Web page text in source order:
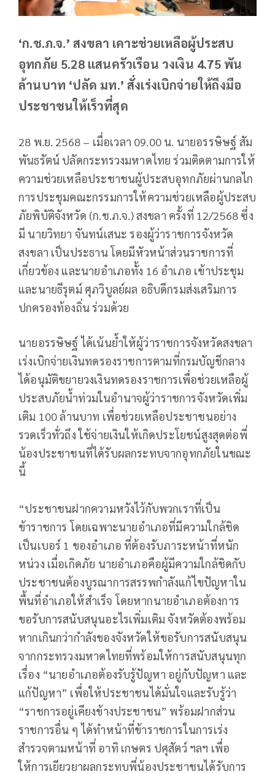
‘ก.ช.ภ.จ.’ สงขลา เคาะช่วยเหลือผู้ประสบ
อุทกภัย 5.28 แสนครัวเรือน วงเงิน 4.75 พัน
ล้านบาท ‘ปลัด มท.’ สั่งเร่งเบิกจ่ายให้ถึงมือ
ประชาชนให้เร็วที่สุด
28 พ.ย. 2568 – เมื่อเวลา 09.00 น. นายอรรษิษฐ์ สัม
พันธรัตน์ ปลัดกระทรวงมหาดไทย ร่วมติดตามการให้
ความช่วยเหลือประชาชนผู้ประสบอุทกภัยผ่านกลไก
การประชุมคณะกรรมการให้ความช่วยเหลือผู้ประสบ
ภัยพิบัติจังหวัด (ก.ช.ภ.จ.) สงขลา ครั้งที่ 12/2568 ซึ่ง
มี นายวิทยา จันทน์เสนะ รองผู้ว่าราชการจังหวัด
สงขลา เป็นประธาน โดยมีหัวหน้าส่วนราชการที่
เกี่ยวข้อง และนายอำเภอทั้ง 16 อำเภอ เข้าประชุม
และนายธีรุตม์ ศุภวิบูลย์ผล อธิบดีกรมส่งเสริมการ
ปกครองท้องถิ่น ร่วมด้วย
นายอรรษิษฐ์ ได้เน้นย้ำให้ผู้ว่าราชการจังหวัดสงขลา
เร่งเบิกจ่ายเงินทดรองราชการตามที่กรมบัญชีกลาง
ได้อนุมัติขยายวงเงินทดรองราชการเพื่อช่วยเหลือผู้
ประสบภัยน้ำท่วมในอำนาจผู้ว่าราชการจังหวัดเพิ่ม
เติม 100 ล้านบาท เพื่อช่วยเหลือประชาชนอย่าง
รวดเร็วทั่วถึง ใช้จ่ายเงินให้เกิดประโยชน์สูงสุดต่อพี่
น้องประชาชนที่ได้รับผลกระทบจากอุทกภัยในขณะ
นี้
“ประชาชนฝากความหวังไว้กับพวกเราที่เป็น
ข้าราชการ โดยเฉพาะนายอำเภอที่มีความใกล้ชิด
เป็นเบอร์ 1 ของอำเภอ ที่ต้องรับภาระหน้าที่หนัก
หน่วง เมื่อเกิดภัย นายอำเภอคือผู้มีความใกล้ชิดกับ
ประชาชนต้องบูรณาการสรรพกำลังแก้ไขปัญหาใน
พื้นที่อำเภอให้สำเร็จ โดยหากนายอำเภอต้องการ
ขอรับการสนับสนุนอะไรเพิ่มเติม จังหวัดต้องพร้อม
หากเกินกว่ากำลังของจังหวัดให้ขอรับการสนับสนุน
จากกระทรวงมหาดไทยที่พร้อมให้การสนับสนุนทุก
เรื่อง “นายอำเภอต้องรับรู้ปัญหา อยู่กับปัญหา และ
แก้ปัญหา” เพื่อให้ประชาชนได้มั่นใจและรับรู้ว่า
“ราชการอยู่เคียงข้างประชาชน” พร้อมฝากส่วน
ราชการอื่น ๆ ได้ทำหน้าที่ข้าราชการในการเร่ง
สำรวจตามหน้าที่ อาทิ เกษตร ปศุสัตว์ ฯลฯ เพื่อ
ให้การเยียวยาผลกระทบพี่น้องประชาชนได้รับการ